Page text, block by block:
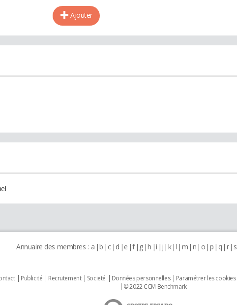
Ajouter
Annuaire des membres : a b c d e f g h i j k l m n o p q r s
Publicité Recrutement Societé Données personnelles Paramétrer les cookies
© 2022 CCM Benchmark